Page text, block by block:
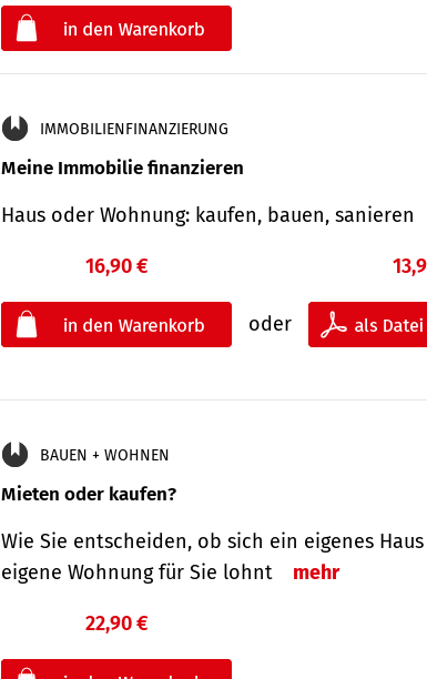
IMMOBILIENFINANZIERUNG
Meine Immobilie finanzieren
Haus oder Wohnung: kaufen, bauen, sanieren
16,90 €
oder
BAUEN + WOHNEN
Mieten oder kaufen?
Wie Sie entscheiden, ob sich ein eigenes
eigene Wohnung für Sie lohnt
mehr
22,90 €